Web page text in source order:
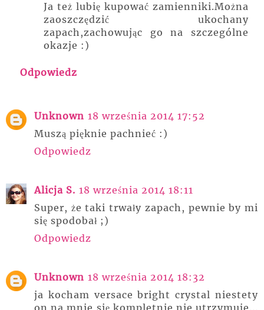
Ja też lubię kupować zamienniki.Można
zaoszczędzić ukochany
zapach,zachowując go na szczególne
okazje :)
Odpowiedz
Unknown 18 września 2014 17:52
Muszą pięknie pachnieć :)
Odpowiedz
Alicja S. 18 września 2014 18:11
Super, że taki trwały zapach, pewnie by mi
się spodobał ;)
Odpowiedz
Unknown 18 września 2014 18:32
ja kocham versace bright crystal niestety